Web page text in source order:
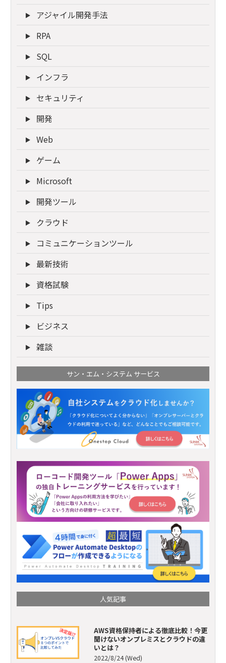
アジャイル開発手法
RPA
SQL
インフラ
セキュリティ
開発
Web
ゲーム
Microsoft
開発ツール
クラウド
コミュニケーションツール
最新技術
資格試験
Tips
ビジネス
雑談
サン・エム・システム サービス
人気記事
AWS資格保持者による徹底比較！今更
聞けないオンプレミスとクラウドの違
いとは？
2022/8/24 (Wed)